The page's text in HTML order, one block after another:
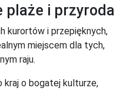
plaże i przyroda
kurortów i przepięknych,
miejscem dla tych,
raju.
kraj o bogatej kulturze,